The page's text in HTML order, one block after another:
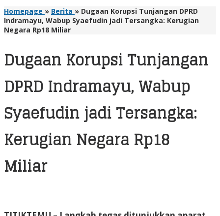
Homepage » Berita » Dugaan Korupsi Tunjangan DPRD
Indramayu, Wabup Syaefudin jadi Tersangka: Kerugian
Negara Rp18 Miliar
Dugaan Korupsi Tunjangan
DPRD Indramayu, Wabup
Syaefudin jadi Tersangka:
Kerugian Negara Rp18
Miliar